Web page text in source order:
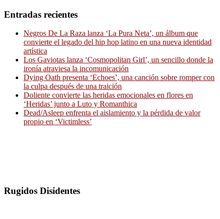
Entradas recientes
Negros De La Raza lanza ‘La Pura Neta’, un álbum que
convierte el legado del hip hop latino en una nueva identidad
artística
Los Gaviotas lanza ‘Cosmopolitan Girl’, un sencillo donde la
ironía atraviesa la incomunicación
Dying Oath presenta ‘Echoes’, una canción sobre romper con
la culpa después de una traición
Doliente convierte las heridas emocionales en flores en
‘Heridas’ junto a Luto y Romanthica
Dead/Asleep enfrenta el aislamiento y la pérdida de valor
propio en ‘Victimless’
Rugidos Disidentes